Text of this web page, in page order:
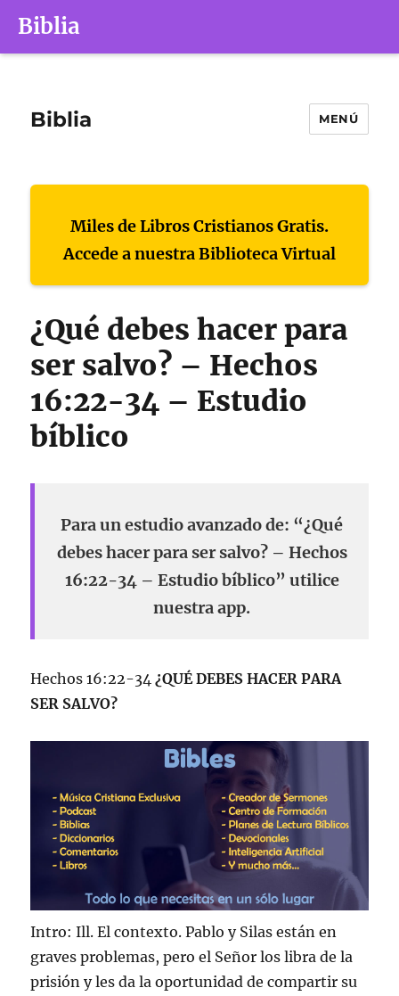
Biblia
Biblia MENÚ
Miles de Libros Cristianos Gratis.
Accede a nuestra Biblioteca Virtual
¿Qué debes hacer para
ser salvo? – Hechos
16:22-34 – Estudio
bíblico
Para un estudio avanzado de: “¿Qué
debes hacer para ser salvo? – Hechos
16:22-34 – Estudio bíblico” utilice
nuestra app.
Hechos 16:22-34¿QUÉ DEBES HACER PARA
SER SALVO?
Intro: Ill. El contexto. Pablo y Silas están en
graves problemas, pero el Señor los libra de la
prisión y les da la oportunidad de compartir su